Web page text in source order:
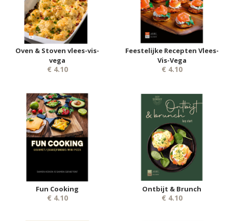
Oven & Stoven vlees-vis-
vega
€ 4.10
Feestelijke Recepten Vlees-
Vis-Vega
€ 4.10
Fun Cooking
€ 4.10
Ontbijt & Brunch
€ 4.10